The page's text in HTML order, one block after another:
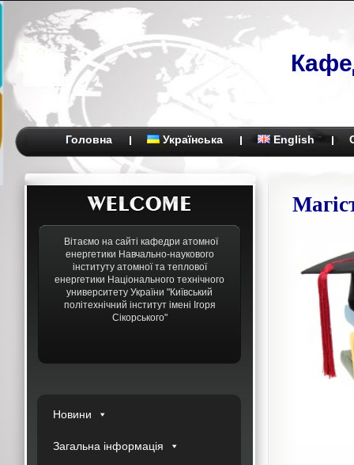
Головна Українська English
Вітаємо на сайті кафедри атомної
енергетики Навчально-наукового
інституту атомної та теплової
енергетики Національного технічного
университету України "Київський
політехнічний інститут імені Ігоря
Сікорського"
Новини
Загальна інформація